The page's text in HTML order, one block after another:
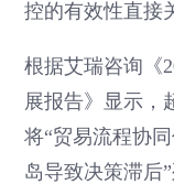
控的有效性直接
根据艾瑞咨询《
展报告》显示，
将“贸易流程协
岛导致决策滞后